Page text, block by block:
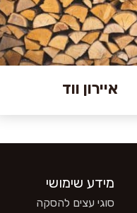
איירון ווד
מידע שימושי
סוגי עצים להסקה